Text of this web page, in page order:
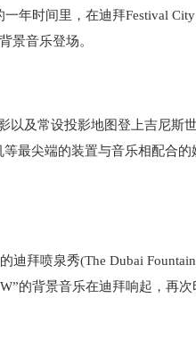
一年时间里， 在迪拜Festival C
背景音乐登场。
以及常设投影地图登上吉尼斯
等最尖端的装置与音乐相配合的
迪拜喷泉秀(The Dubai
”的背景音乐在迪拜响起 ， 再次